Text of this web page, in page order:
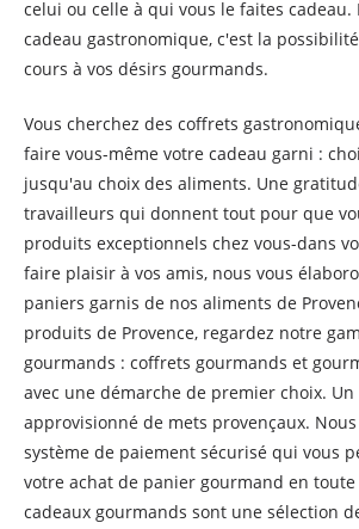
celui ou celle à qui vous le faites cadeau.
cadeau gastronomique, c'est la
cours à vos désirs gourmands.
Vous cherchez des coffrets
faire vous-même votre cadeau garni :
jusqu'au choix des aliments. Une
travailleurs qui donnent tout pour que
produits exceptionnels chez vous-dans
faire plaisir à vos amis, nous vous
paniers garnis de nos aliments de
produits de Provence, regardez notre
gourmands : coffrets gourmands et
avec une démarche de premier choix.
approvisionné de mets provençaux.
système de paiement sécurisé qui vous
votre achat de panier gourmand en toute
cadeaux gourmands sont une sélection